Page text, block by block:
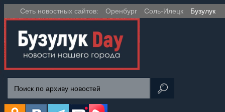
Сеть новостных сайтов: Оренбург Соль-Илецк Бузулук